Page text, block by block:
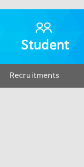
Student
Recruitments